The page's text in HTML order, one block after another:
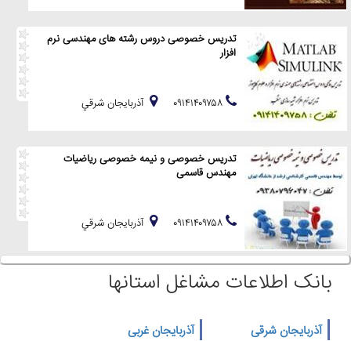
تدریس خصوصی دروس رشته های مهندسی نرم
افزار
آذربايجان شرقي
تدریس خصوصی و نیمه خصوصی ریاضیات
مهندس قاسمی
آذربايجان شرقي
بانک اطلاعات مشاغل استانها
آذربایجان شرقی
آذربایجان غربی